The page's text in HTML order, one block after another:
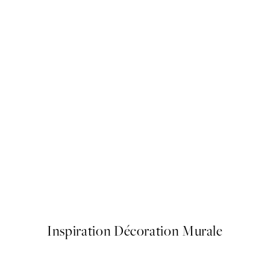
Inspiration Décoration Murale